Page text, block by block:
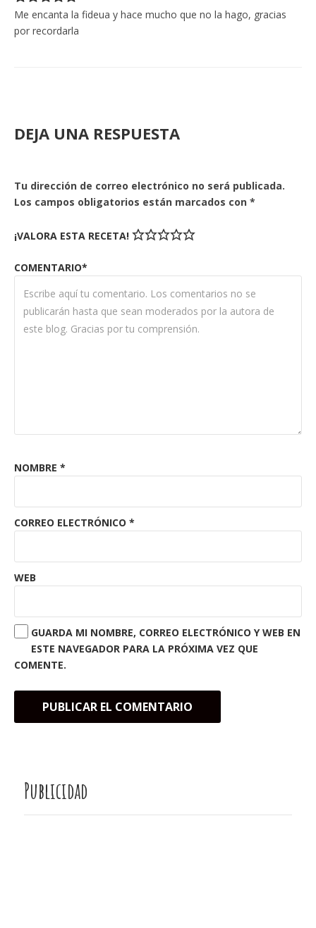
Me encanta la fideua y hace mucho que no la hago, gracias
por recordarla
DEJA UNA RESPUESTA
Tu dirección de correo electrónico no será publicada.
Los campos obligatorios están marcados con *
¡VALORA ESTA RECETA!
COMENTARIO*
NOMBRE *
CORREO ELECTRÓNICO *
WEB
GUARDA MI NOMBRE, CORREO ELECTRÓNICO Y WEB EN
ESTE NAVEGADOR PARA LA PRÓXIMA VEZ QUE
COMENTE.
Publicidad